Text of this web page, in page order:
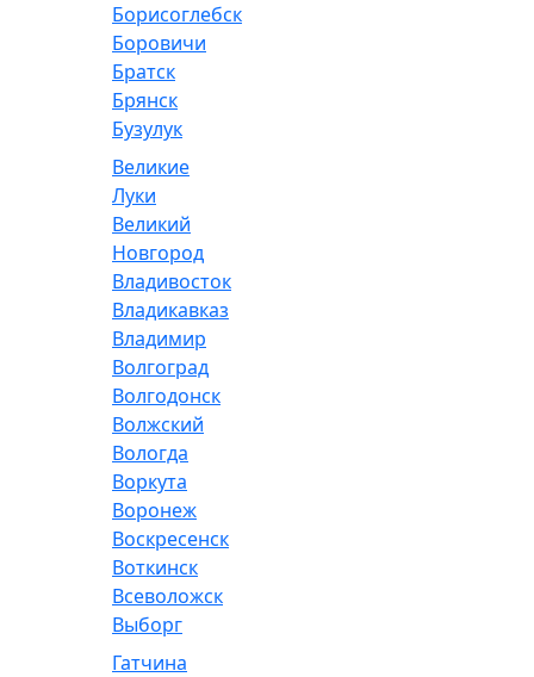
Борисоглебск
Боровичи
Братск
Брянск
Бузулук
Великие
Луки
Великий
Новгород
Владивосток
Владикавказ
Владимир
Волгоград
Волгодонск
Волжский
Вологда
Воркута
Воронеж
Воскресенск
Воткинск
Всеволожск
Выборг
Гатчина